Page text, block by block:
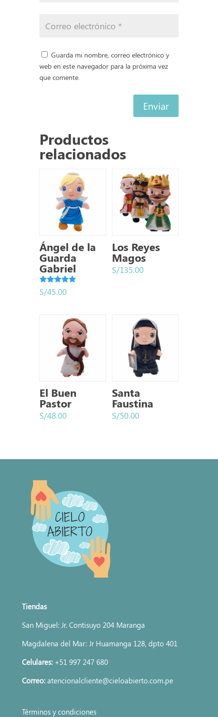
Guarda mi nombre, correo electrónico y
web en este navegador para la próxima vez
que comente.
Enviar
Productos
relacionados
Ángel de la
Guarda
Gabriel
Valorado
con
S/45.00
Los Reyes
Magos
S/135.00
El Buen
Pastor
S/48.00
Santa
Faustina
S/50.00
Tiendas
San Miguel: Jr. Contisuyo 204 Maranga
Magdalena del Mar: Jr Huamanga 128, dpto 401
Celulares:+51 997 247 680
Correo:atencionalcliente@cieloabierto.com.pe
Términos y condiciones